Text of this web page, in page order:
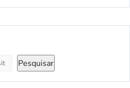
Pesquisar